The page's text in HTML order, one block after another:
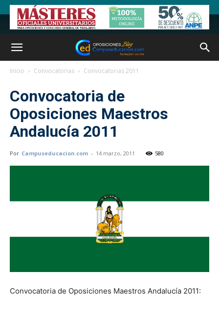
Inicio Convocatorias Convocatorias 2011
Convocatoria de
Oposiciones Maestros
Andalucía 2011
Por Campuseducacion.com - 14 marzo, 2011 580
Convocatoria de Oposiciones Maestros Andalucía 2011: